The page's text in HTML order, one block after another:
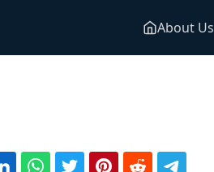
About Us